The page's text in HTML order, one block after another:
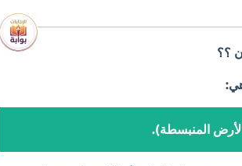
؟؟
المنبسطة).